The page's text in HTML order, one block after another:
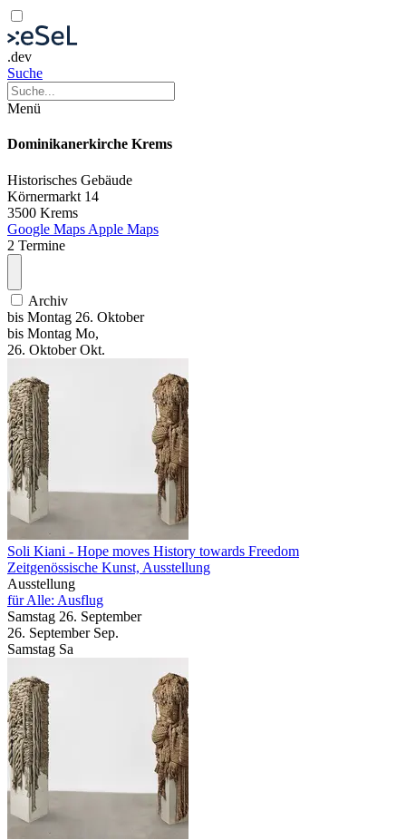
.dev
Suche
Menü
Dominikanerkirche Krems
Historisches Gebäude
Körnermarkt 14
3500 Krems
Google Maps Apple Maps
2 Termine
Archiv
bis Montag 26. Oktober
bis Montag Mo,
26. Oktober Okt.
Soli Kiani - Hope moves History towards Freedom
Zeitgenössische Kunst, Ausstellung
Ausstellung
für Alle: Ausflug
Samstag 26. September
26. September Sep.
Samstag Sa